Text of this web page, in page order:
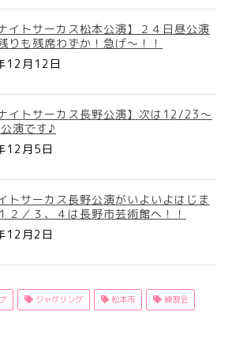
イトサーカス松本公演】２４日昼公演
りも残席わずか！急げ～！！
12月12日
イトサーカス長野公演】次は12/23～
演です♪
12月5日
トサーカス長野公演がいよいよはじま
２／３、４は長野市芸術館へ！！
12月2日
ジャグリング 松本市 練習会